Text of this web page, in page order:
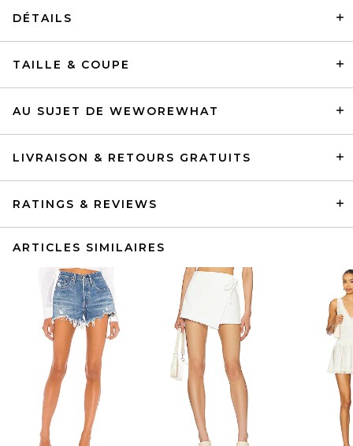
DÉTAILS
TAILLE & COUPE
AU SUJET DE WEWOREWHAT
LIVRAISON & RETOURS GRATUITS
RATINGS & REVIEWS
ARTICLES SIMILAIRES